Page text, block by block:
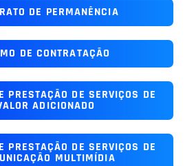
DE PERMANÊNCIA
DE CONTRATAÇÃO
PRESTAÇÃO DE SERVIÇOS DE
ADICIONADO
PRESTAÇÃO DE SERVIÇOS DE
MULTIMÍDIA